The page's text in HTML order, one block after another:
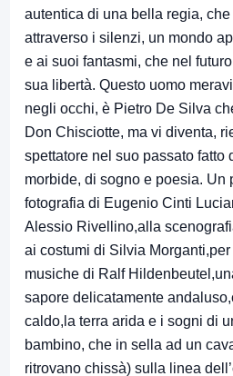
autentica di una bella regia,
attraverso i silenzi, un mondo
e ai suoi fantasmi, che nel
sua libertà. Questo uomo
negli occhi, è Pietro De Silva
Don Chisciotte, ma vi diventa,
spettatore nel suo passato fatto
morbide, di sogno e poesia. Un
fotografia di Eugenio Cinti
Alessio Rivellino,alla
ai costumi di Silvia
musiche di Ralf
sapore delicatamente
caldo,la terra arida e i sogni di
bambino, che in sella ad un
ritrovano chissà) sulla linea